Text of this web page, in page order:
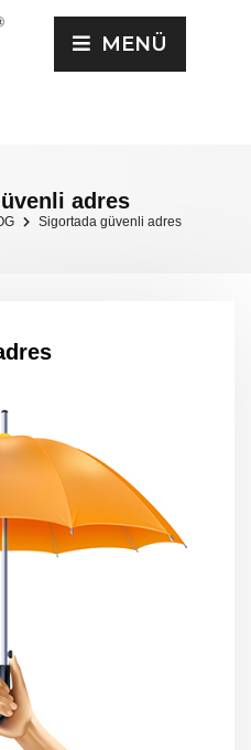
MENÜ
adres
Sigortada güvenli adres